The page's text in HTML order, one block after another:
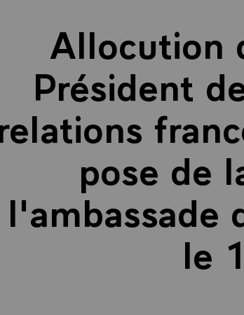
Allocution
Président
pose de
l'ambassade
le